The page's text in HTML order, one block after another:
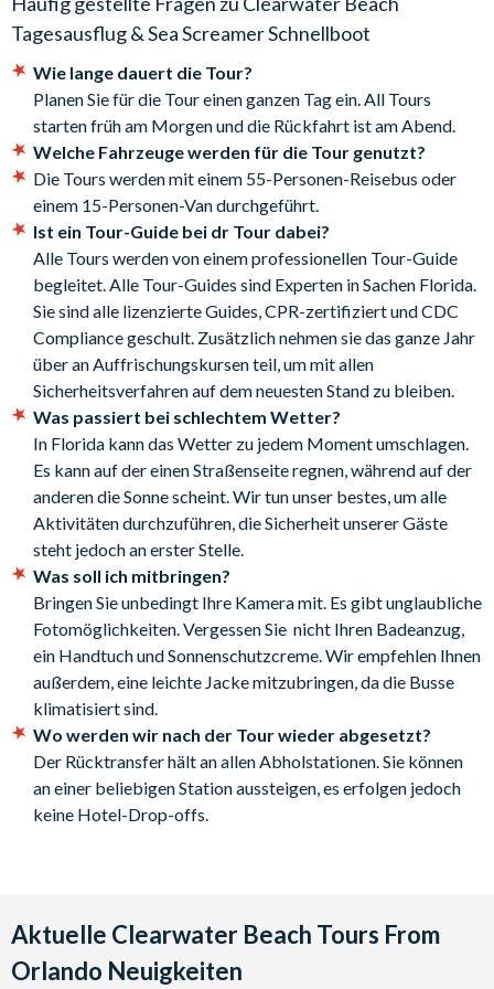
Mittagskarte entscheiden, sodass Sie flexibel entscheiden
können, was Sie in einem klassischen Strandrestaurant essen
möchten. Genießen Sie die Aussicht, während Sie sich mit einer
leckeren Mahlzeit stärken, die die lokalen Meeresfrüchte und
andere verlockende Gerichte hervorhebt. Der
Geschenkgutschein kann in allen Restaurants der Crabbys-
Gruppe in Clearwater Beach eingelöst werden - Crabby's Bar
& Grill, Crabby's Dockside, Crabby's Hideaway, Salty's Island
Bar & Grill, The Salty Crab North Beach.
Später am Tag wartet ein nervenaufreibendes Abenteuer auf
Sie: Der
Sea Screamer
ist nicht nur das größte Schnellboot
der Welt, sondern bietet außerdem das bezauberndste
Rundum-Erlebnis mit einheimischen Großen Tümmlern, die es
LIEBEN, im Wasser hinter dem Boot zu spielen. Mit
zwei Doppel-Turbo-Motoren und dem speziell entworfenen
tiefen V-Rumpf ist der Sea Screamer das perfekte Gefährt, um
an der Küste von Clearwater vorbei zu brausen und mit den
Delfinen um die Wette zu rasen - mit einer
Höchstgeschwindigkeit von 56 kmh.
Das 21 Meter lange Boot ist vollständig von der Küstenwache
lizenziert und verfügt über bequeme Sitze, zwei Toiletten und
Getränke an Bord. Auf der einstündigen Tour können Sie nicht
nur das Panorama der Küste bewundern, sondern auch den
Nervenkitzel erleben, mit Vollgas durch die Wellen zu rasen.
Nach Ihrem aufregenden maritimen Abenteuer haben Sie
immer noch Zeit, "America's No. 1 Beach" (Jahr für Jahr zur Nr.
1 im Land gewählt) für den Rest des Tages zu genießen.
Wenn Sie also an Ihrem Strandtag auch ein wenig Nervenkitzel
auf dem Meer erleben wollen, ist dies die richtige Tour für Sie!
Resort. (nur Gäste, die in den Universal Resorts wohnen,
können diesen Ort wählen). 6300 Hollywood Way, Orlando,
Stornierungsbedingungen:
Kostenlose Stornierungen für Buchungen, die bis zum
Abreisedatum storniert werden. Für Stornierungen nach der
Abreise werden keine Erstattungen gewährt.
Tagesausflug & Sea Screamer Schnellboot
Wie lange dauert die Tour?
Planen Sie für die Tour einen ganzen Tag ein. All Tours
starten früh am Morgen und die Rückfahrt ist am Abend.
Welche Fahrzeuge werden für die Tour genutzt?
Die Tours werden mit einem 55-Personen-Reisebus oder
einem 15-Personen-Van durchgeführt.
Ist ein Tour-Guide bei dr Tour dabei?
Alle Tours werden von einem professionellen Tour-Guide
begleitet. Alle Tour-Guides sind Experten in Sachen Florida.
Sie sind alle lizenzierte Guides, CPR-zertifiziert und CDC
Compliance geschult. Zusätzlich nehmen sie das ganze Jahr
über an Auffrischungskursen teil, um mit allen
Sicherheitsverfahren auf dem neuesten Stand zu bleiben.
Was passiert bei schlechtem Wetter?
In Florida kann das Wetter zu jedem Moment umschlagen.
Es kann auf der einen Straßenseite regnen, während auf der
anderen die Sonne scheint. Wir tun unser bestes, um alle
Aktivitäten durchzuführen, die Sicherheit unserer Gäste
steht jedoch an erster Stelle.
Was soll ich mitbringen?
Bringen Sie unbedingt Ihre Kamera mit. Es gibt unglaubliche
Fotomöglichkeiten. Vergessen Sie nicht Ihren Badeanzug,
ein Handtuch und Sonnenschutzcreme. Wir empfehlen Ihnen
außerdem, eine leichte Jacke mitzubringen, da die Busse
klimatisiert sind.
Wo werden wir nach der Tour wieder abgesetzt?
Der Rücktransfer hält an allen Abholstationen. Sie können
an einer beliebigen Station aussteigen, es erfolgen jedoch
keine Hotel-Drop-offs.
Aktuelle Clearwater Beach Tours From
Orlando Neuigkeiten